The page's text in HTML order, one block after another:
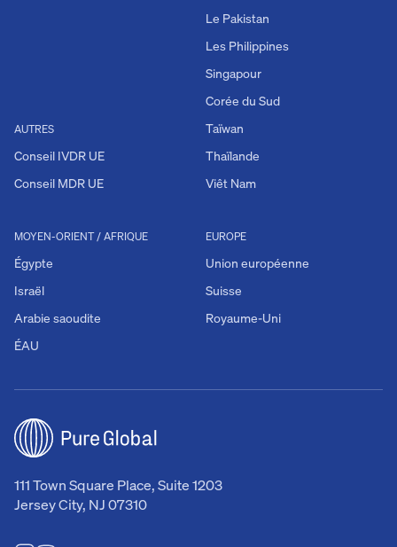
111 Town Square Place, Suite 1203
Jersey City, NJ 07310
AUTRES
Conseil IVDR UE
Conseil MDR UE
EUROPE
Union européenne
Suisse
Royaume-Uni
MOYEN-ORIENT / AFRIQUE
Égypte
Israël
Arabie saoudite
ÉAU
Le Pakistan
Les Philippines
Singapour
Corée du Sud
Taïwan
Thaïlande
Viêt Nam